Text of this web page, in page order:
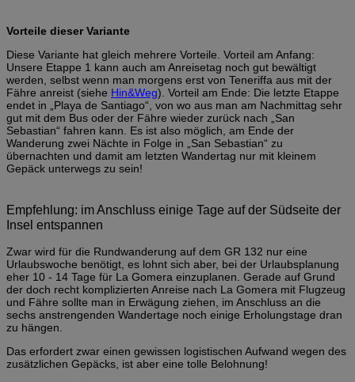
Vorteile dieser Variante
Diese Variante hat gleich mehrere Vorteile. Vorteil am Anfang:
Unsere Etappe 1 kann auch am Anreisetag noch gut bewältigt
werden, selbst wenn man morgens erst von Teneriffa aus mit der
Fähre anreist (siehe Hin&Weg). Vorteil am Ende: Die letzte Etappe
endet in „Playa de Santiago“, von wo aus man am Nachmittag sehr
gut mit dem Bus oder der Fähre wieder zurück nach „San
Sebastian“ fahren kann. Es ist also möglich, am Ende der
Wanderung zwei Nächte in Folge in „San Sebastian“ zu
übernachten und damit am letzten Wandertag nur mit kleinem
Gepäck unterwegs zu sein!
Empfehlung: im Anschluss einige Tage auf der Südseite der
Insel entspannen
Zwar wird für die Rundwanderung auf dem GR 132 nur eine
Urlaubswoche benötigt, es lohnt sich aber, bei der Urlaubsplanung
eher 10 - 14 Tage für La Gomera einzuplanen. Gerade auf Grund
der doch recht komplizierten Anreise nach La Gomera mit Flugzeug
und Fähre sollte man in Erwägung ziehen, im Anschluss an die
sechs anstrengenden Wandertage noch einige Erholungstage dran
zu hängen.
Das erfordert zwar einen gewissen logistischen Aufwand wegen des
zusätzlichen Gepäcks, ist aber eine tolle Belohnung!